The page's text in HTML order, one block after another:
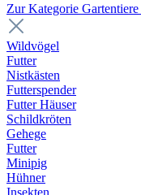
Zur Kategorie Gartentiere
Wildvögel
Futter
Nistkästen
Futterspender
Futter Häuser
Schildkröten
Gehege
Futter
Minipig
Hühner
Insekten